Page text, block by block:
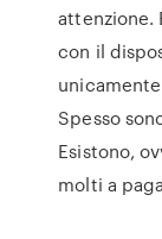
attenzione.
con il
Spesso
Esistono,
molti a